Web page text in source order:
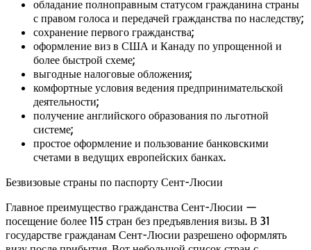
обладание полноправным статусом гражданина страны
с правом голоса и передачей гражданства по наследству;
сохранение первого гражданства;
оформление виз в США и Канаду по упрощенной и
более быстрой схеме;
выгодные налоговые обложения;
комфортные условия ведения предпринимательской
деятельности;
получение английского образования по льготной
системе;
простое оформление и пользование банковскими
счетами в ведущих европейских банках.
Безвизовые страны по паспорту Сент-Люсии
Главное преимущество гражданства Сент-Люсии —
посещение более 115 стран без предъявления визы. В 31
государстве гражданам Сент-Люсии разрешено оформлять